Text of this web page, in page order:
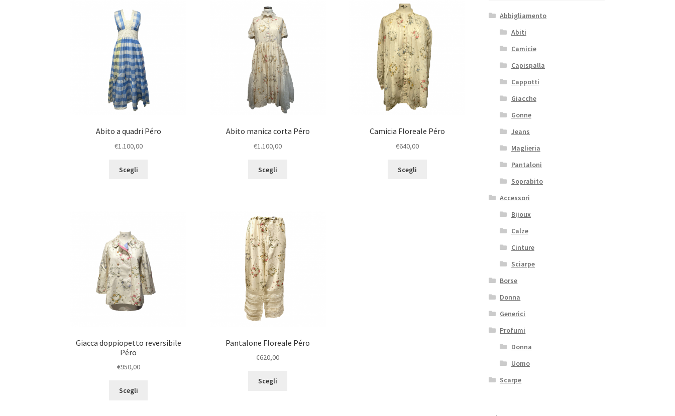
Abito a quadri Péro
€1.100,00
Scegli
Abito manica corta Péro
€1.100,00
Scegli
Camicia Floreale Péro
€640,00
Scegli
Giacca doppiopetto reversibile
Péro
€950,00
Scegli
Pantalone Floreale Péro
€620,00
Scegli
Abbigliamento
Abiti
Camicie
Capispalla
Cappotti
Giacche
Gonne
Jeans
Maglieria
Pantaloni
Soprabito
Accessori
Bijoux
Calze
Cinture
Sciarpe
Borse
Donna
Generici
Profumi
Donna
Uomo
Scarpe